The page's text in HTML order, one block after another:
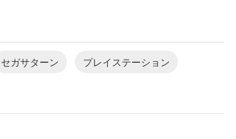
セガサターン プレイステーション